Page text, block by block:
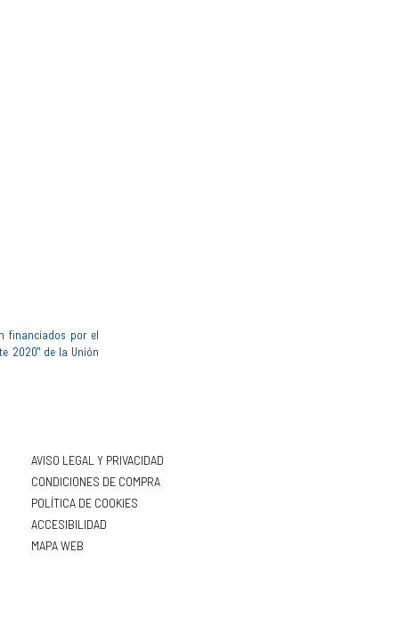
financiados por el
2020" de la Unión
AVISO LEGAL Y PRIVACIDAD
CONDICIONES DE COMPRA
POLÍTICA DE COOKIES
ACCESIBILIDAD
MAPA WEB